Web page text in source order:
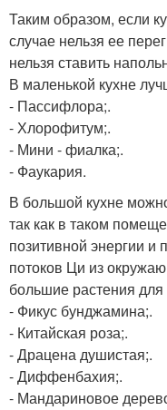
Таким образом, если
случае нельзя ее
нельзя ставить
В маленькой кухне
- Пассифлора;.
- Хлорофитум;.
- Мини - фиалка;.
- Фаукария.
В большой кухне
так как в таком
позитивной энергии и
потоков Ци из
большие растения для
- Фикус бунджамина;.
- Китайская роза;.
- Драцена душистая;.
- Диффенбахия;.
- Мандариновое